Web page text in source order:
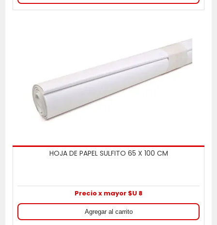
HOJA DE PAPEL SULFITO 65 X 100 CM
Precio x mayor $U 8